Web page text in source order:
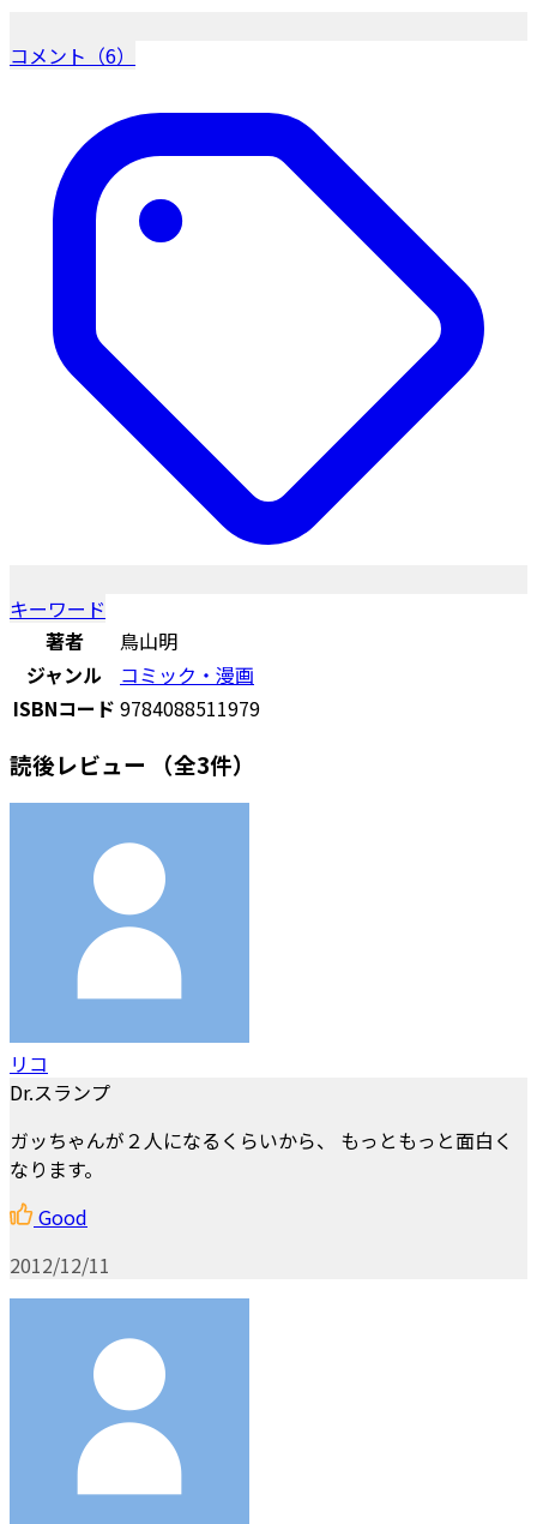
コメント（6）
キーワード
著者
鳥山明
ジャンル
コミック・漫画
ISBNコード 9784088511979
読後レビュー （全3件）
リコ
Dr.スランプ
ガッちゃんが２人になるくらいから、 もっともっと面白く
なります。
Good
2012/12/11